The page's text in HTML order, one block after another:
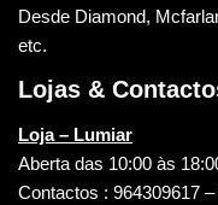
Desde Diamond,
etc.
Lojas &
Loja – Lumiar
Aberta das 10:00 às
Contactos : 964309617